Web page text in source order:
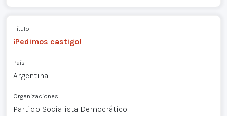
Título
¡Pedimos castigo!
País
Argentina
Organizaciones
Partido Socialista Democrático